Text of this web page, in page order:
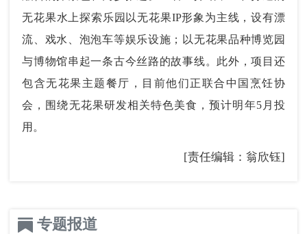
无花果水上探索乐园以无花果IP形象为主线，设有漂
流、戏水、泡泡车等娱乐设施；以无花果品种博览园
与博物馆串起一条古今丝路的故事线。此外，项目还
包含无花果主题餐厅，目前他们正联合中国烹饪协
会，围绕无花果研发相关特色美食，预计明年5月投
用。
[责任编辑：翁欣钰]
专题报道